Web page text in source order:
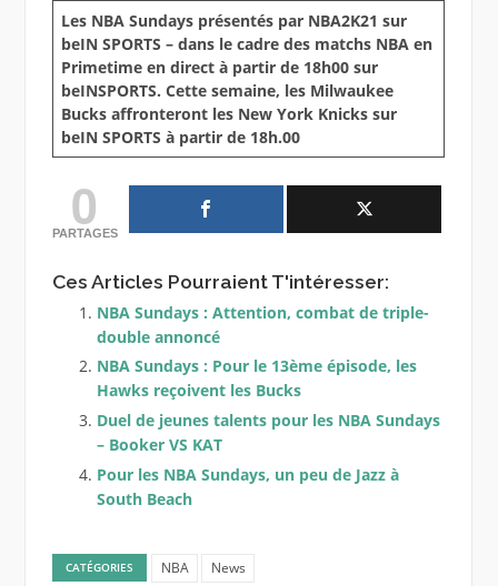
Les NBA Sundays présentés par NBA2K21 sur
beIN SPORTS – dans le cadre des matchs NBA en
Primetime en direct à partir de 18h00 sur
beINSPORTS. Cette semaine, les Milwaukee
Bucks affronteront les New York Knicks sur
beIN SPORTS à partir de 18h.00
0
PARTAGES
Ces Articles Pourraient T'intéresser:
NBA Sundays : Attention, combat de triple-
double annoncé
NBA Sundays : Pour le 13ème épisode, les
Hawks reçoivent les Bucks
Duel de jeunes talents pour les NBA Sundays
– Booker VS KAT
Pour les NBA Sundays, un peu de Jazz à
South Beach
CATÉGORIES NBA News